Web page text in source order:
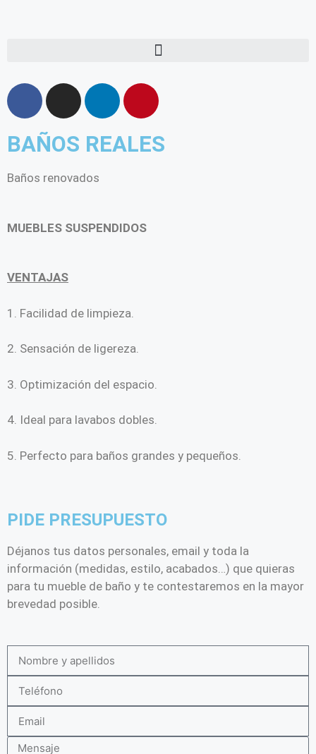
BAÑOS REALES
Baños renovados
MUEBLES SUSPENDIDOS
VENTAJAS
1. Facilidad de limpieza.
2. Sensación de ligereza.
3. Optimización del espacio.
4. Ideal para lavabos dobles.
5. Perfecto para baños grandes y pequeños.
PIDE PRESUPUESTO
Déjanos tus datos personales, email y toda la
información (medidas, estilo, acabados…) que quieras
para tu mueble de baño y te contestaremos en la mayor
brevedad posible.